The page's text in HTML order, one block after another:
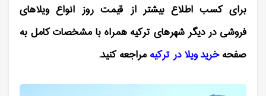
برای کسب اطلاع بیشتر از قیمت روز انواع ویلاهای
فروشی در دیگر شهرهای ترکیه همراه با مشخصات کامل به
صفحهخرید ویلا در ترکیهمراجعه کنید.